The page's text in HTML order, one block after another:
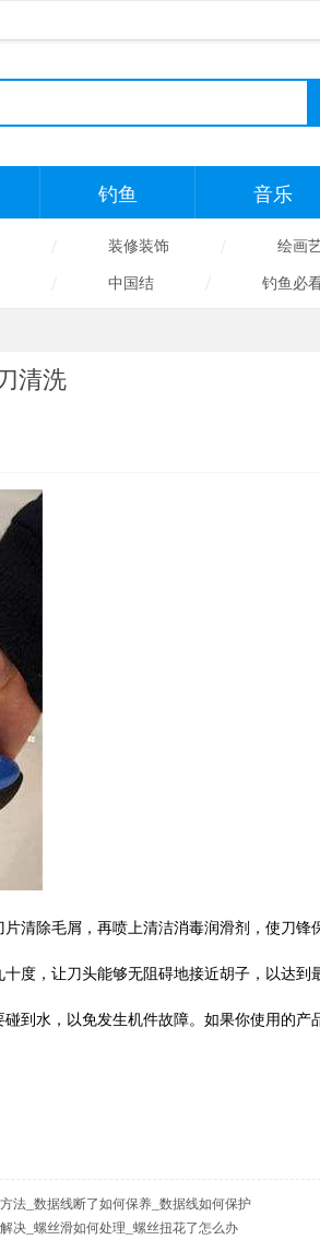
钓鱼 音乐
装修装饰 绘画
中国结 钓鱼必
清洗
清除毛屑，再喷上清洁消毒润滑剂，使刀锋
度，让刀头能够无阻碍地接近胡子，以达到
到水，以免发生机件故障。如果你使用的产
法_数据线断了如何保养_数据线如何保护
决_螺丝滑如何处理_螺丝扭花了怎么办